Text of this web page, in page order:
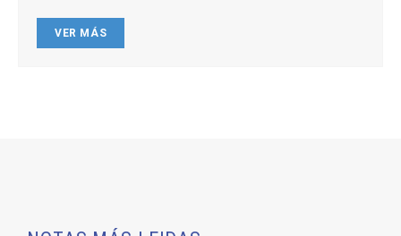
VER MÁS